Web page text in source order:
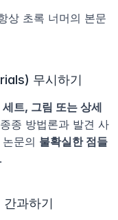
상 초록 너머의 본문
무시하기
트, 그림 또는 상세
종 방법론과 발견 사
문의 불확실한 점들
과하기